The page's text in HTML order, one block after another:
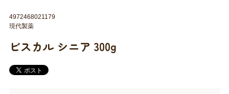
ビスカル シニア 300g
4972468021179
現代製薬